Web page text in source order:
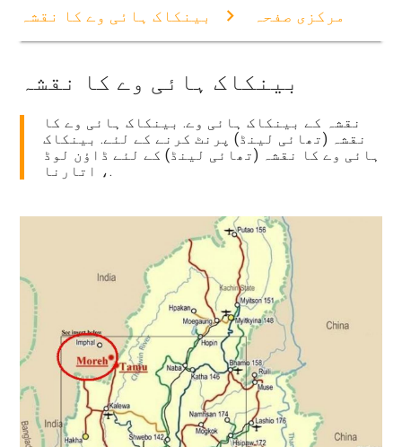
مرکزی صفحہ بینکاک ہائی وے کا نقشہ
بینکاک ہائی وے کا نقشہ
نقشہ کے بینکاک ہائی وے. بینکاک ہائی وے کا
نقشہ (تھائی لینڈ) پرنٹ کرنے کے لئے. بینکاک
ہائی وے کا نقشہ (تھائی لینڈ) کے لئے ڈاؤن لوڈ
، اتارنا.